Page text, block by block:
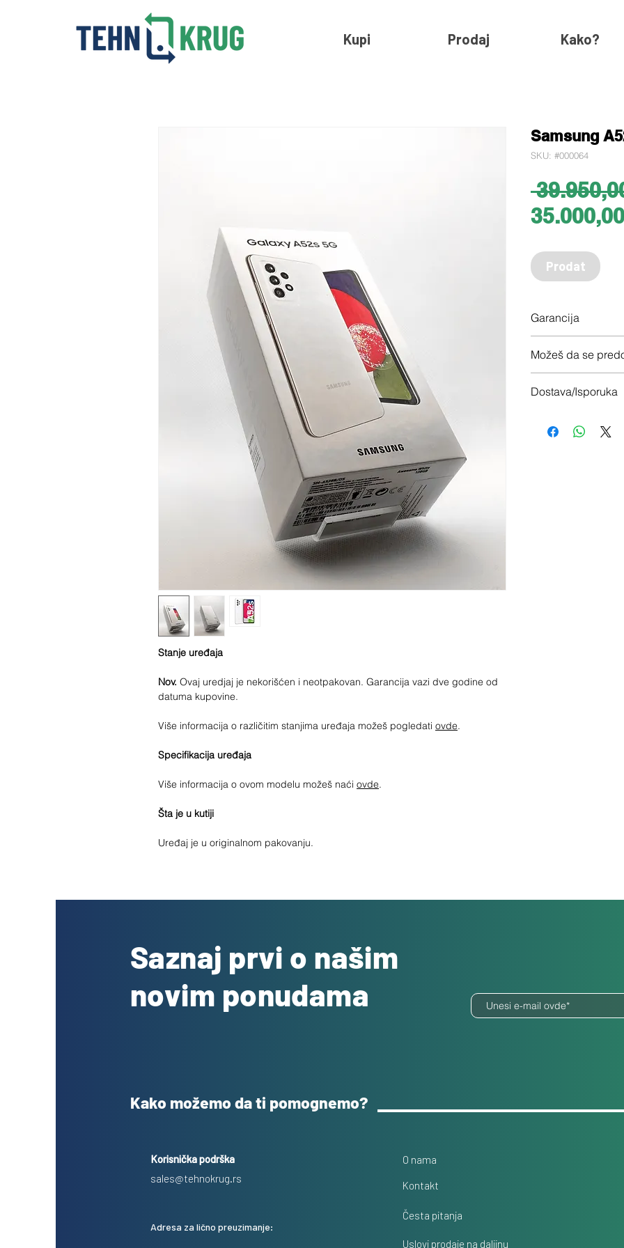
Kupi Prodaj Kako?
Stanje uređaja
Nov. Ovaj uredjaj je nekorišćen i neotpakovan. Garancija vazi dve godine od
datuma kupovine.
Više informacija o različitim stanjima uređaja možeš pogledati ovde.
Specifikacija uređaja
Više informacija o ovom modelu možeš naći ovde.
Šta je u kutiji
Uređaj je u originalnom pakovanju.
Samsung
SKU: #000064
Prodat
Garancija
Možeš da se
Dostava/Isporuka
Saznaj prvi o našim
novim ponudama
Kako možemo da ti pomognemo?
Korisnička podrška
sales@tehnokrug.rs
Adresa za lično preuzimanje:
O nama
Kontakt
Česta pitanja
Uslovi prodaje na daljinu